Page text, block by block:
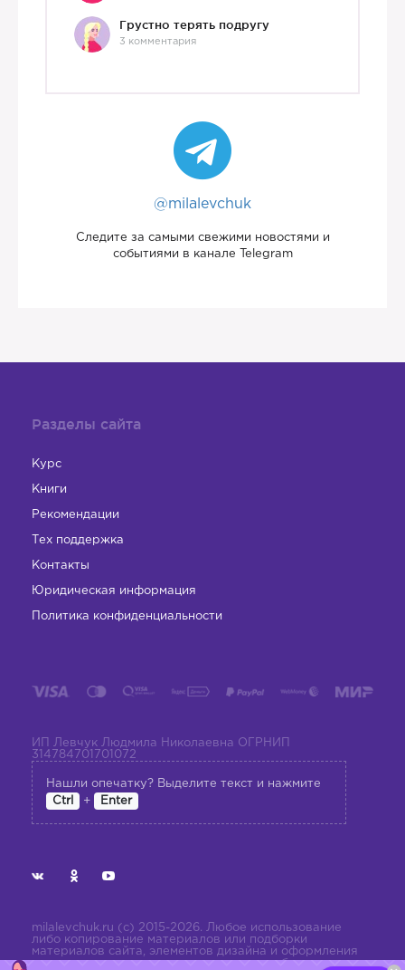
Грустно терять подругу
3 комментария
@milalevchuk
Следите за самыми свежими новостями и
событиями в канале Telegram
Разделы сайта
Курс
Книги
Рекомендации
Тех поддержка
Контакты
Юридическая информация
Политика конфиденциальности
ИП Левчук Людмила Николаевна ОГРНИП
314784701701072
Нашли опечатку? Выделите текст и нажмите
Ctrl
+ Enter
milalevchuk.ru (с) 2015-2026. Любое использование
либо копирование материалов или подборки
материалов сайта, элементов дизайна и оформления
допускается лишь с разрешения правообладателя и